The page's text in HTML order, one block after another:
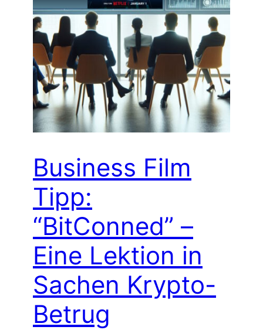
Business Film
Tipp:
“BitConned” –
Eine Lektion in
Sachen Krypto-
Betrug